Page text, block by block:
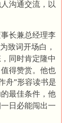
沟通交流，以
长兼总经理李
致词开场白，
同时肯定隆中
得赞赏。他也
舟”形容读书是
最佳条件，他
日必能闯出一